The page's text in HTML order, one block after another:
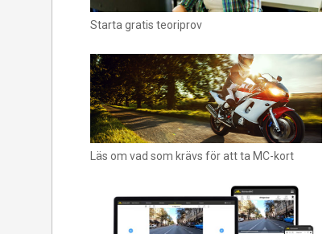
Starta gratis teoriprov
Läs om vad som krävs för att ta MC-kort